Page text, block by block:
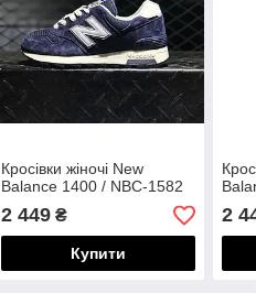
Кросівки жіночі New
Balance 1400 / NBC-1582
2 449₴
Купити
2